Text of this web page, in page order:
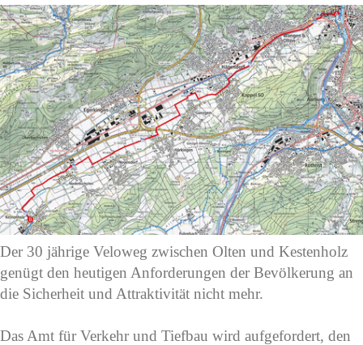
Der 30 jährige Veloweg zwischen Olten und Kestenholz
genügt den heutigen Anforderungen der Bevölkerung an
die Sicherheit und Attraktivität nicht mehr.
Das Amt für Verkehr und Tiefbau wird aufgefordert, den